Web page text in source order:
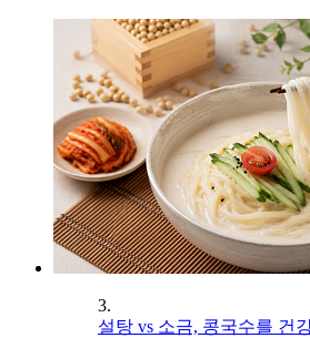
3.
설탕 vs 소금, 콩국수를 건